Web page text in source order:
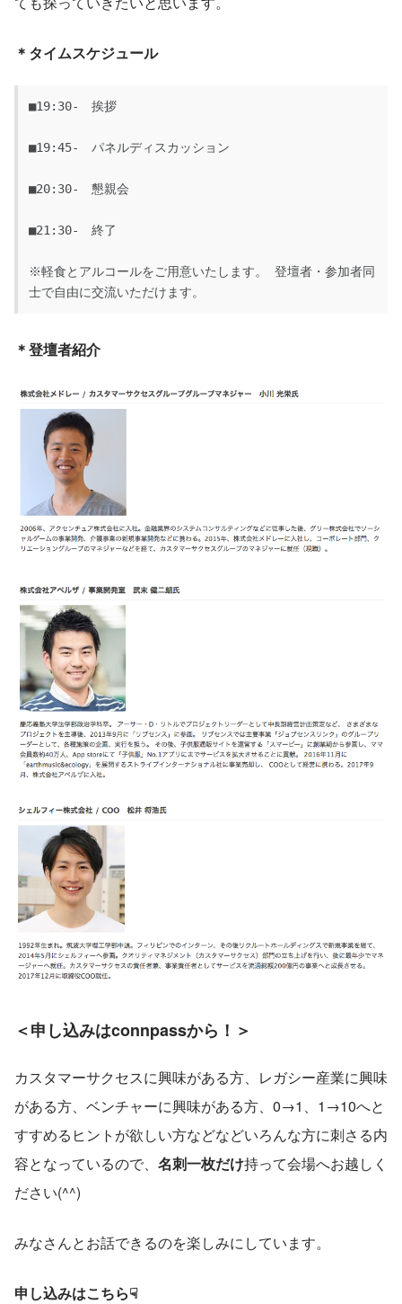
＊タイムスケジュール
■19:30-　挨拶
■19:45-　パネルディスカッション
■20:30-　懇親会
■21:30-　終了
※軽食とアルコールをご用意いたします。 登壇者・参加者同
士で自由に交流いただけます。
＊登壇者紹介
＜申し込みはconnpassから！＞
カスタマーサクセスに興味がある方、レガシー産業に興味
がある方、ベンチャーに興味がある方、0→1、1→10へと
すすめるヒントが欲しい方などなどいろんな方に刺さる内
容となっているので、 名刺一枚だけ持って会場へお越しく
ださい(^^)
みなさんとお話できるのを楽しみにしています。
申し込みはこちら☟